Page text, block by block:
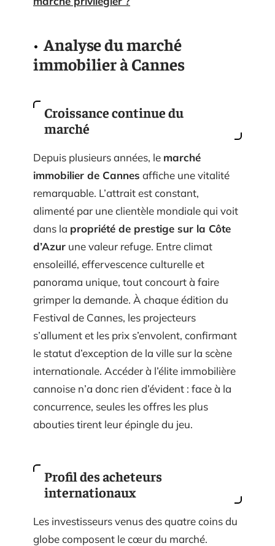
Analyse du marché
immobilier à Cannes
Croissance continue du
marché
Depuis plusieurs années, le marché
immobilier de Cannes affiche une vitalité
remarquable. L’attrait est constant,
alimenté par une clientèle mondiale qui voit
dans la propriété de prestige sur la Côte
d’Azur une valeur refuge. Entre climat
ensoleillé, effervescence culturelle et
panorama unique, tout concourt à faire
grimper la demande. À chaque édition du
Festival de Cannes, les projecteurs
s’allument et les prix s’envolent, confirmant
le statut d’exception de la ville sur la scène
internationale. Accéder à l’élite immobilière
cannoise n’a donc rien d’évident : face à la
concurrence, seules les offres les plus
abouties tirent leur épingle du jeu.
Profil des acheteurs
internationaux
Les investisseurs venus des quatre coins du
globe composent le cœur du marché.